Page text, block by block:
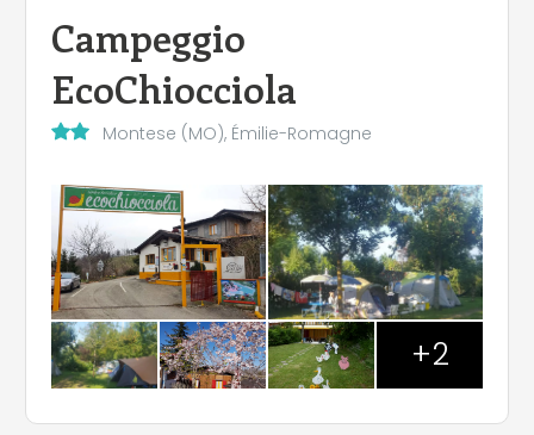
Campeggio
EcoChiocciola
Montese (MO), Émilie-Romagne
+2